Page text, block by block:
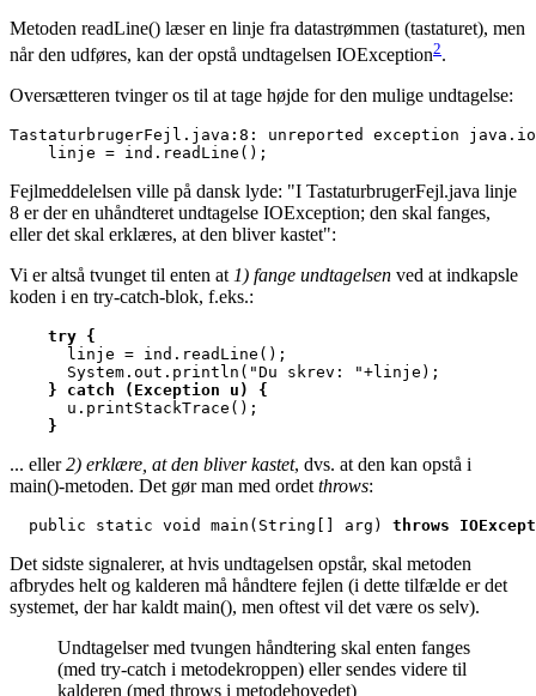
Metoden readLine() læser en linje fra datastrømmen (tastaturet), men
når den udføres, kan der opstå undtagelsen IOException2.
Oversætteren tvinger os til at tage højde for den mulige undtagelse:
TastaturbrugerFejl.java:8: unreported exception
    linje = ind.readLine();
Fejlmeddelelsen ville på dansk lyde: "I TastaturbrugerFejl.java linje
8 er der en uhåndteret undtagelse IOException; den skal fanges,
eller det skal erklæres, at den bliver kastet":
Vi er altså tvunget til enten at 1) fange undtagelsen ved at indkapsle
koden i en try-catch-blok, f.eks.:
    try {
linje = ind.readLine();
    } catch (Exception u) {
    }
... eller2) erklære, at den bliver kastet, dvs. at den kan opstå i
main()-metoden. Det gør man med ordet throws:
  public static void main(String[] arg)
throws
Det sidste signalerer, at hvis undtagelsen opstår, skal metoden
afbrydes helt og kalderen må håndtere fejlen (i dette tilfælde er det
systemet, der har kaldt main(), men oftest vil det være os selv).
Undtagelser med tvungen håndtering skal enten fanges
(med try-catch i metodekroppen) eller sendes videre til
kalderen (med throws i metodehovedet)